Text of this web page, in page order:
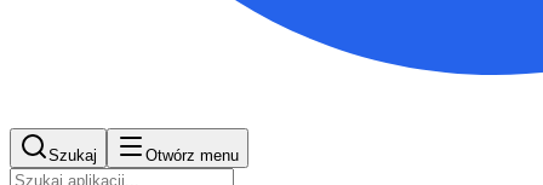
Szukaj Otwórz menu